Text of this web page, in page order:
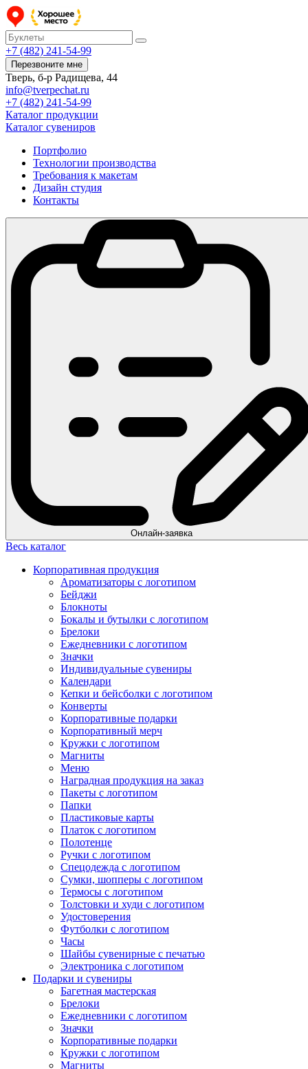
+7 (482) 241-54-99
Перезвоните мне
Тверь, б-р Радищева, 44
info@tverpechat.ru
+7 (482) 241-54-99
Каталог продукции
Каталог сувениров
Портфолио
Технологии производства
Требования к макетам
Дизайн студия
Контакты
Онлайн-заявка
Весь каталог
Корпоративная продукция
Ароматизаторы с логотипом
Бейджи
Блокноты
Бокалы и бутылки с логотипом
Брелоки
Ежедневники с логотипом
Значки
Индивидуальные сувениры
Календари
Кепки и бейсболки с логотипом
Конверты
Корпоративные подарки
Корпоративный мерч
Кружки с логотипом
Магниты
Меню
Наградная продукция на заказ
Пакеты с логотипом
Папки
Пластиковые карты
Платок с логотипом
Полотенце
Ручки с логотипом
Спецодежда с логотипом
Сумки, шопперы с логотипом
Термосы с логотипом
Толстовки и худи с логотипом
Удостоверения
Футболки с логотипом
Часы
Шайбы сувенирные с печатью
Электроника с логотипом
Подарки и сувениры
Багетная мастерская
Брелоки
Ежедневники с логотипом
Значки
Корпоративные подарки
Кружки с логотипом
Магниты